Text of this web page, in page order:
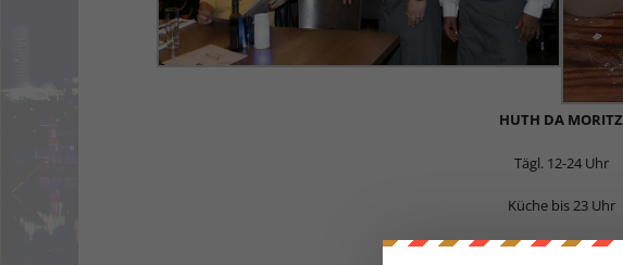
HUTH DA MORITZ
Tägl. 12-24 Uhr
Küche bis 23 Uhr
1010 Wien